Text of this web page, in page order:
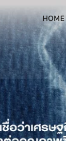
HOME